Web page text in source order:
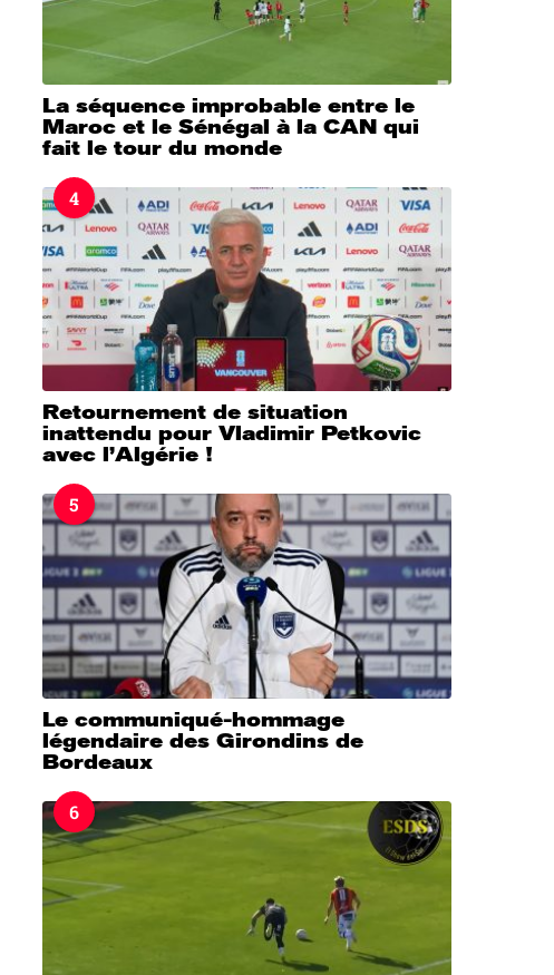
La séquence improbable entre le
Maroc et le Sénégal à la CAN qui
fait le tour du monde
4
Retournement de situation
inattendu pour Vladimir Petkovic
avec l’Algérie !
5
Le communiqué-hommage
légendaire des Girondins de
Bordeaux
6